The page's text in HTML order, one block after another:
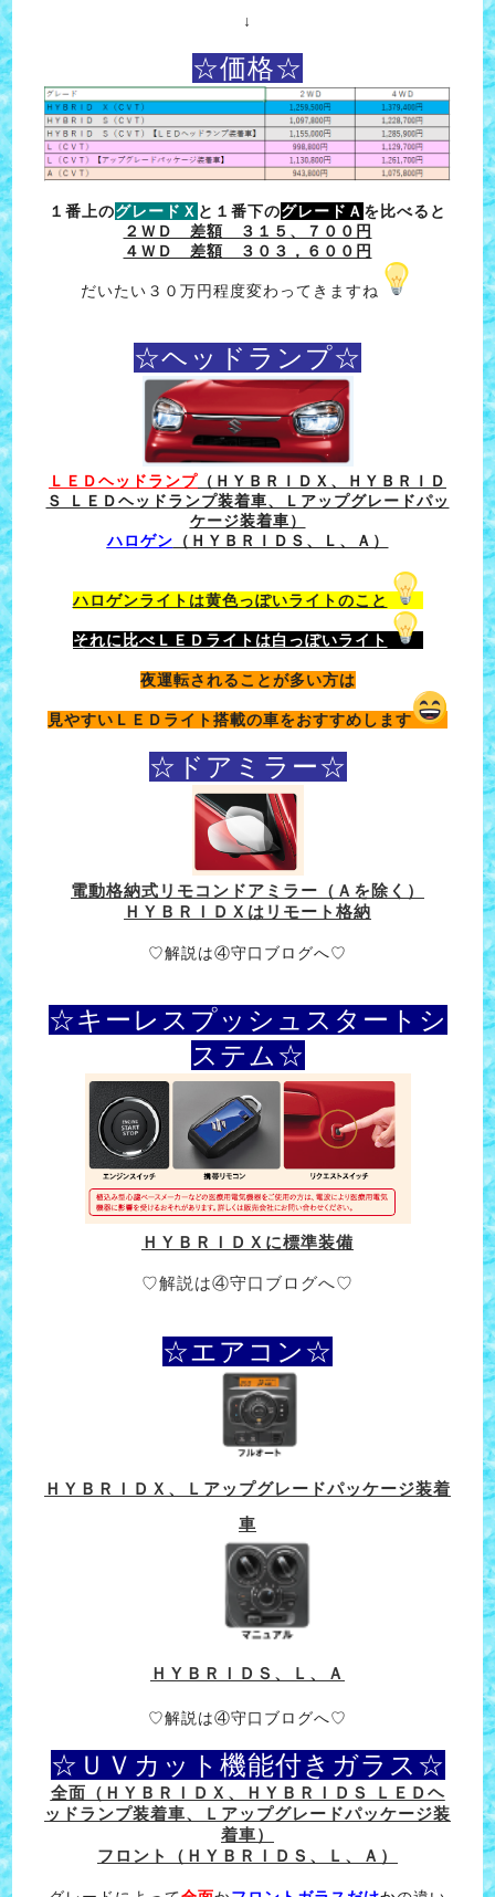
↓
☆価格☆
１番上のグレードＸ と１番下のグレードＡ を比べると
２ＷＤ 差額 ３１５、７００円
４ＷＤ 差額 ３０３，６００円
だいたい３０万円程度変わってきますね
☆ヘッドランプ☆
ＬＥＤヘッドランプ （ＨＹＢＲＩＤＸ、ＨＹＢＲＩＤ
Ｓ ＬＥＤヘッドランプ装着車、Ｌアップグレードパッ
ケージ装着車）
ハロゲン （ＨＹＢＲＩＤＳ、Ｌ、Ａ）
ハロゲンライトは黄色っぽいライトのこと
それに比べＬＥＤライトは白っぽいライト
夜運転されることが多い方は
見やすいＬＥＤライト搭載の車をおすすめします
☆ドアミラー☆
電動格納式リモコンドアミラー（Ａを除く）
ＨＹＢＲＩＤＸはリモート格納
♡解説は④守口ブログへ♡
☆キーレスプッシュスタートシ
ステム☆
ＨＹＢＲＩＤＸに標準装備
♡解説は④守口ブログへ♡
☆エアコン☆
ＨＹＢＲＩＤＸ、Ｌアップグレードパッケージ装着
車
ＨＹＢＲＩＤＳ、Ｌ、Ａ
♡解説は④守口ブログへ♡
☆ＵＶカット機能付きガラス☆
全面（ＨＹＢＲＩＤＸ、ＨＹＢＲＩＤＳ ＬＥＤヘ
ッドランプ装着車、Ｌアップグレードパッケージ装
着車）
フロント（ＨＹＢＲＩＤＳ、Ｌ、Ａ）